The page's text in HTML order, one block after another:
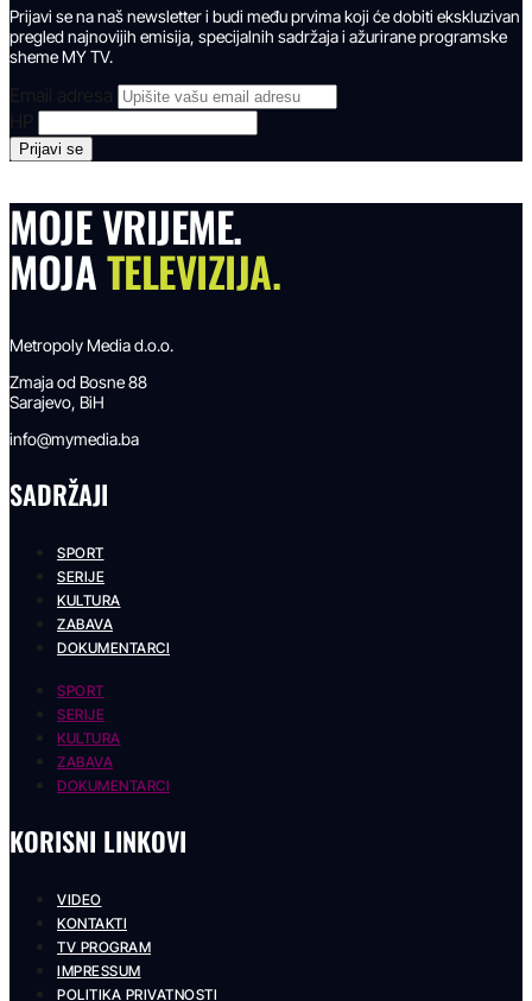
Prijavi se na naš newsletter i budi među prvima koji će dobiti ekskluzivan
pregled najnovijih emisija, specijalnih sadržaja i ažurirane programske
sheme MY TV.
Email adresa
MOJE VRIJEME.
MOJATELEVIZIJA.
Metropoly Media d.o.o.
Zmaja od Bosne 88
Sarajevo, BiH
info@mymedia.ba
SADRŽAJI
SPORT
SERIJE
KULTURA
ZABAVA
DOKUMENTARCI
SPORT
SERIJE
KULTURA
ZABAVA
DOKUMENTARCI
KORISNI LINKOVI
VIDEO
KONTAKTI
TV PROGRAM
IMPRESSUM
POLITIKA PRIVATNOSTI